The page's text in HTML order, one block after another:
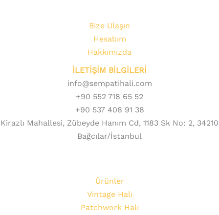
Bize Ulaşın
Hesabım
Hakkımızda
İLETİŞİM BİLGİLERİ
info@sempatihali.com
+90 552 718 65 52
+90 537 408 91 38
Kirazlı Mahallesi, Zübeyde Hanım Cd, 1183 Sk No: 2, 34210
Bağcılar/İstanbul
Ürünler
Vintage Halı
Patchwork Halı